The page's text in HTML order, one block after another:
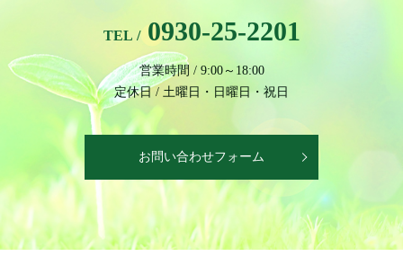
TEL / 0930-25-2201
営業時間 / 9:00～18:00
定休日 / 土曜日・日曜日・祝日
お問い合わせフォーム